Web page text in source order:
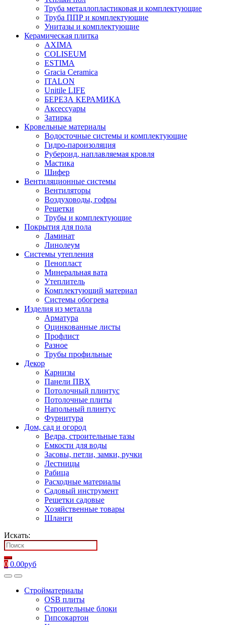
Труба металлопластиковая и комплектующие
Труба ППР и комплектующие
Унитазы и комплектующие
Керамическая плитка
AXIMA
COLISEUM
ESTIMA
Gracia Ceramica
ITALON
Unitile LIFE
БЕРЕЗА КЕРАМИКА
Аксессуары
Затирка
Кровельные материалы
Водосточные системы и комплектующие
Гидро-пароизоляция
Рубероид, наплавляемая кровля
Мастика
Шифер
Вентиляционные системы
Вентиляторы
Воздуховоды, гофры
Решетки
Трубы и комплектующие
Покрытия для пола
Ламинат
Линолеум
Системы утепления
Пенопласт
Минеральная вата
Утеплитель
Комплектующий материал
Системы обогрева
Изделия из металла
Арматура
Оцинкованные листы
Профлист
Разное
Трубы профильные
Декор
Карнизы
Панели ПВХ
Потолочный плинтус
Потолочные плиты
Напольный плинтус
Фурнитура
Дом, сад и огород
Ведра, строительные тазы
Емкости для воды
Засовы, петли, замки, ручки
Лестницы
Рабица
Расходные материалы
Садовый инструмент
Решетки садовые
Хозяйственные товары
Шланги
Искать:
0 0.00руб
Стройматериалы
OSB плиты
Строительные блоки
Гипсокартон